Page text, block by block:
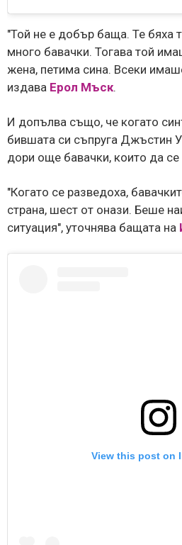
"Той не е добър баща. Те бяха
много бавачки. Тогава той
жена, петима сина. Всеки
издава Ерол Мъск.
И допълва също, че когато
бившата си съпруга Джъстин
дори още бавачки, които да се
"Когато се разведоха,
страна, шест от онази. Беше
ситуация", уточнява бащата на
View this post on